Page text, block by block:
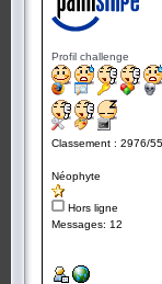
Profil challenge
Classement : 2976/
Néophyte
Hors ligne
Messages: 12